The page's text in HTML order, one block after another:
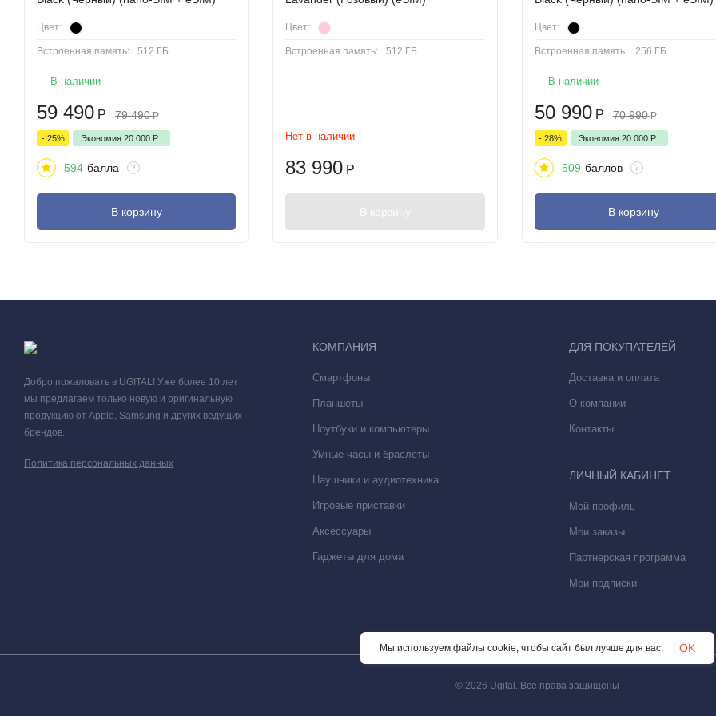
созданных. Это новое поколение расширяет границы возможностей смартфонов, уделяя особое внимание революционному
Цвет:
Встроенная память: 512 ГБ
В наличии
59 490 Р 79 490 Р
- 25% Экономия 20 000 Р
594 балла ?
В корзину
Цвет:
Встроенная память: 512 ГБ
Нет в наличии
83 990 Р
В корзину
Цвет:
Встроенная память: 256 ГБ
В наличии
50 990 Р 70 990 Р
- 28% Экономия 20 000 Р
509 баллов ?
В корзину
Добро пожаловать в UGITAL! Уже более 10 лет
мы предлагаем только новую и оригинальную
продукцию от Apple, Samsung и других ведущих
брендов.
Политика персональных данных
КОМПАНИЯ
Смартфоны
Планшеты
Ноутбуки и компьютеры
Умные часы и браслеты
Наушники и аудиотехника
Игровые приставки
Аксессуары
Гаджеты для дома
ДЛЯ ПОКУПАТЕЛЕЙ
Доставка и оплата
О компании
Контакты
ЛИЧНЫЙ КАБИНЕТ
Мой профиль
Мои заказы
Партнерская программа
Мои подписки
© 2026 Ugital. Все права защищены
Мы используем файлы cookie, чтобы сайт был лучше для вас. OK